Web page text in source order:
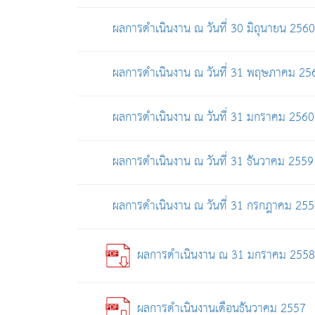
ผลการดำเนินงาน ณ วันที่ 30 มิถุนายน 2560
ผลการดำเนินงาน ณ วันที่ 31 พฤษภาคม
ผลการดำเนินงาน ณ วันที่ 31 มกราคม 2560
ผลการดำเนินงาน ณ วันที่ 31 ธันวาคม 2559
ผลการดำเนินงาน ณ วันที่ 31 กรกฎาคม
ผลการดำเนินงาน ณ 31 มกราคม 2558
ผลการดำเนินงานเดือนธันวาคม 2557